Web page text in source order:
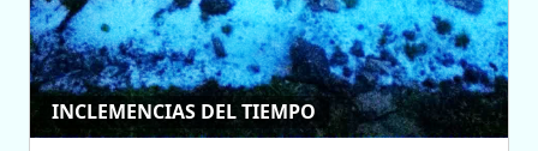
INCLEMENCIAS DEL TIEMPO